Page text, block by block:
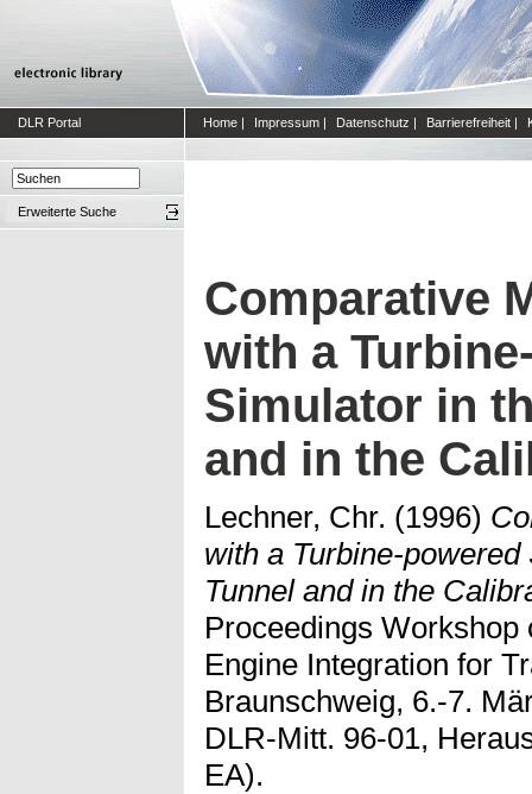
DLR Portal Home | Impressum | Datenschutz | Barrierefreiheit |
Erweiterte Suche
Comparative
with a
Simulator in
and in the
Lechner, Chr. (1996)
with a Turbine-
Tunnel and in the
Proceedings
Engine Integration for
Braunschweig, 6.-7.
DLR-Mitt. 96-01,
EA).